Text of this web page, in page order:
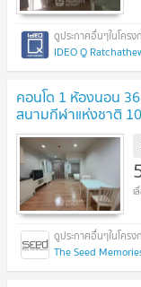
IDEO Q
คอนโด 1 ห้องนอน 36
สนามกีฬาแห่งชาติ
The Seed